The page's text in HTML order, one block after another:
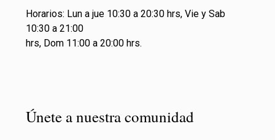
Horarios: Lun a jue 10:30 a 20:30 hrs, Vie y Sab
10:30 a 21:00
hrs, Dom 11:00 a 20:00 hrs.
Únete a nuestra comunidad